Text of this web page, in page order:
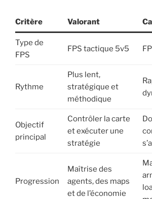
Critère Valorant
Type de
FPS
FPS tactique 5v5
Rythme
Plus lent,
stratégique et
méthodique
Objectif
principal
Contrôler la carte
et exécuter une
stratégie
Progression
Maîtrise des
agents, des maps
et de l’économie